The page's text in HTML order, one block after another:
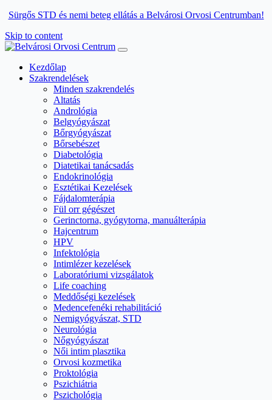
Sürgős STD és nemi beteg ellátás a Belvárosi Orvosi Centrumban!
Skip to content
Main
Navigation
Kezdőlap
Szakrendelések
Minden szakrendelés
Altatás
Andrológia
Belgyógyászat
Bőrgyógyászat
Bőrsebészet
Diabetológia
Diatetikai tanácsadás
Endokrinológia
Esztétikai Kezelések
Fájdalomterápia
Fül orr gégészet
Gerinctorna, gyógytorna, manuálterápia
Hajcentrum
HPV
Infektológia
Intimlézer kezelések
Laboratóriumi vizsgálatok
Life coaching
Meddőségi kezelések
Medencefenéki rehabilitáció
Nemigyógyászat, STD
Neurológia
Nőgyógyászat
Női intim plasztika
Orvosi kozmetika
Proktológia
Pszichiátria
Pszichológia